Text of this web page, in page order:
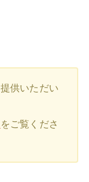
供いただい
をご覧くださ